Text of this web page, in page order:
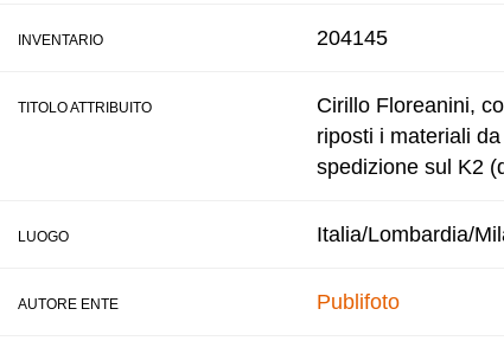
INVENTARIO 204145
TITOLO ATTRIBUITO
Cirillo Floreanini,
riposti i materiali
spedizione sul K2
LUOGO Italia/Lombardia/
AUTORE ENTE Publifoto